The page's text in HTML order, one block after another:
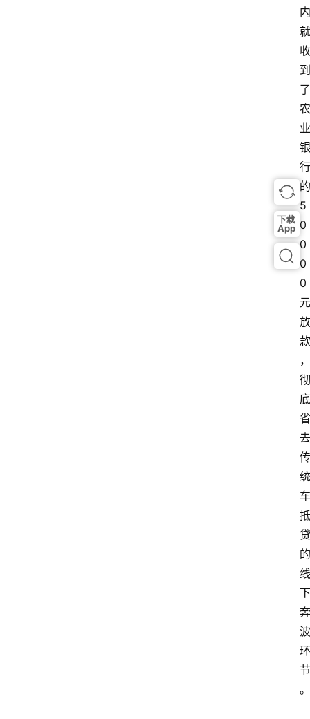
内
就
收
到
了
农
业
银
行
的
5
0
0
0
0
元
放
款
，
彻
底
省
去
传
统
车
抵
贷
的
线
下
奔
波
环
节
。
下载
App